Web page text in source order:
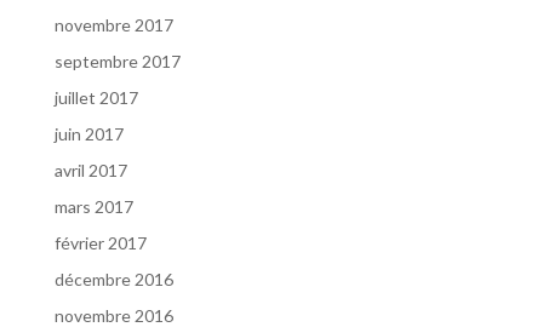
novembre 2017
septembre 2017
juillet 2017
juin 2017
avril 2017
mars 2017
février 2017
décembre 2016
novembre 2016